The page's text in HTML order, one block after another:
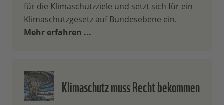
für die Klimaschutzziele und setzt sich für ein
Klimaschutzgesetz auf Bundesebene ein.
Mehr erfahren ...
Klimaschutz muss Recht bekommen